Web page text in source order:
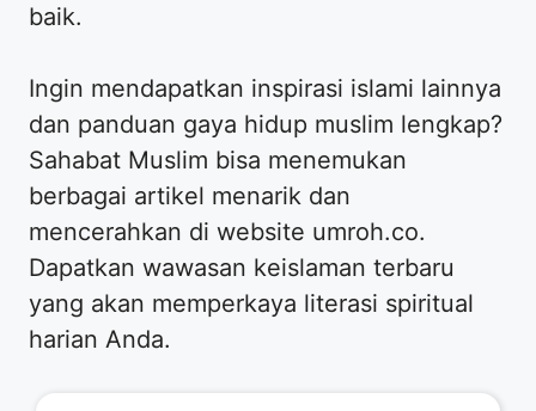
baik.
Ingin mendapatkan inspirasi islami lainnya
dan panduan gaya hidup muslim lengkap?
Sahabat Muslim bisa menemukan
berbagai artikel menarik dan
mencerahkan di website umroh.co.
Dapatkan wawasan keislaman terbaru
yang akan memperkaya literasi spiritual
harian Anda.